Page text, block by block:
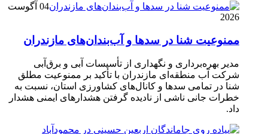
04 آگوست
2026
ممنوعیت شنا در سدها و آب‌بندان‌‌های مازندران
مدیر بهره‌برداری و نگهداری از تأسیسات آبی و برق‌آبی
شرکت آب منطقه‌ای مازندران با تأکید بر ممنوعیت مطلق
شنا در تمامی سدها و کانال‌های کشاورزی استان، نسبت به
خطرات جانی ناشی از نادیده گرفتن هشدارهای ایمنی هشدار
داد.